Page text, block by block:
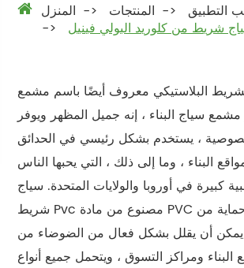
المنزل المنتجات
التطبيق
شريط من كلوريد البولي فينيل
البلاستيكي معروف أيضًا باسم مشمع
سياج البناء ، إنه جميل المظهر ويوفر
، يستخدم بشكل رئيسي في الحدائق
البناء ، وما إلى ذلك ، التي يحبها الناس
كبيرة في أوروبا والولايات المتحدة. سياج
شريط Pvc مصنوع من مادة PVC عالية الجودة ، حماية من
يمكن أن يقلل بشكل فعال من الضوضاء من
البناء ومراكز التسوق ، ويتحمل جميع أنواع